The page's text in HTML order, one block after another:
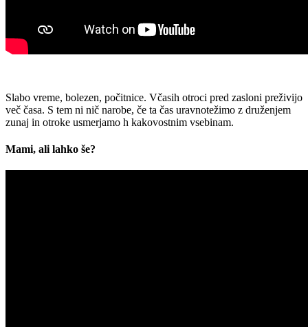
Slabo vreme, bolezen, počitnice. Včasih otroci pred zasloni preživijo
več časa. S tem ni nič narobe, če ta čas uravnotežimo z druženjem
zunaj in otroke usmerjamo h kakovostnim vsebinam.
Mami, ali lahko še?